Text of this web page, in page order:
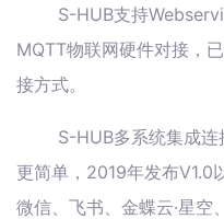
S-HUB支持
MQTT物联网硬件对接，
接方式。
S-HUB多系统集成
更简单，2019年发布V1.0
微信、飞书、金蝶云·星空